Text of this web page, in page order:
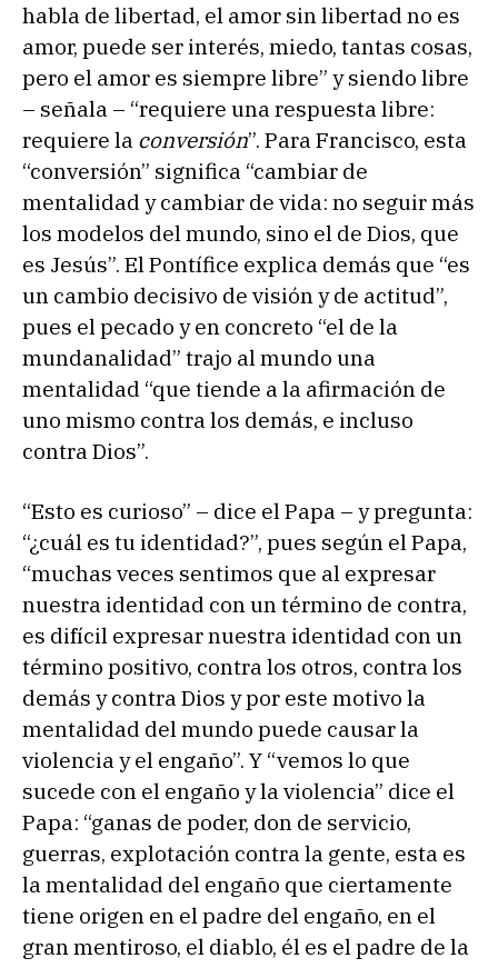
habla de libertad, el amor sin libertad no es
amor, puede ser interés, miedo, tantas cosas,
pero el amor es siempre libre” y siendo libre
– señala – “requiere una respuesta libre:
requiere la conversión”. Para Francisco, esta
“conversión” significa “cambiar de
mentalidad y cambiar de vida: no seguir más
los modelos del mundo, sino el de Dios, que
es Jesús”. El Pontífice explica demás que “es
un cambio decisivo de visión y de actitud”,
pues el pecado y en concreto “el de la
mundanalidad” trajo al mundo una
mentalidad “que tiende a la afirmación de
uno mismo contra los demás, e incluso
contra Dios”.
“Esto es curioso” – dice el Papa – y pregunta:
“¿cuál es tu identidad?”, pues según el Papa,
“muchas veces sentimos que al expresar
nuestra identidad con un término de contra,
es difícil expresar nuestra identidad con un
término positivo, contra los otros, contra los
demás y contra Dios y por este motivo la
mentalidad del mundo puede causar la
violencia y el engaño”. Y “vemos lo que
sucede con el engaño y la violencia” dice el
Papa: “ganas de poder, don de servicio,
guerras, explotación contra la gente, esta es
la mentalidad del engaño que ciertamente
tiene origen en el padre del engaño, en el
gran mentiroso, el diablo, él es el padre de la